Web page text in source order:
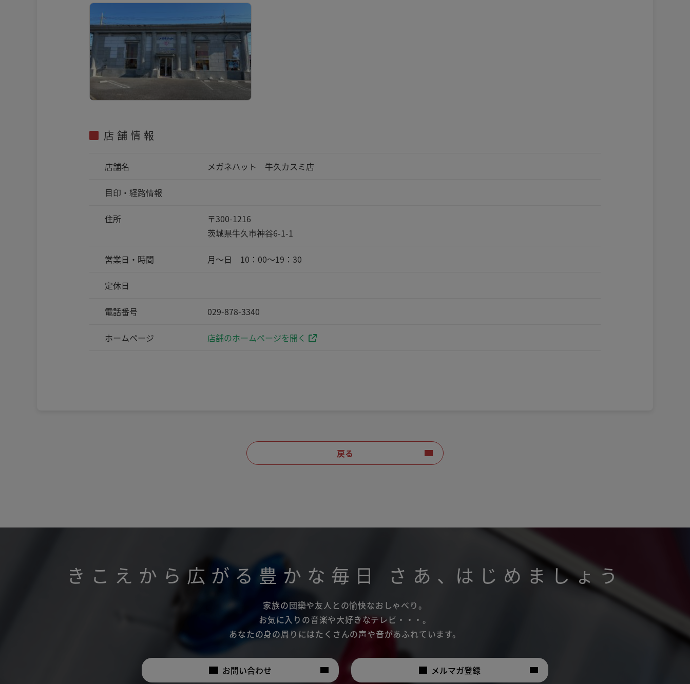
店舗情報
店舗名 メガネハット 牛久カスミ店
目印・ 経路情報
住所
〒300-1216
茨城県牛久市神谷6-1-1
営業日・時間 月～日 10：00～19：30
定休日
電話番号 029-878-3340
ホームページ 店舗のホームページを開く
戻る
きこえから広がる豊かな毎日 さあ 、 はじめましょう
家族の団欒や友人との愉快なおしゃべり。
お気に入りの音楽や大好きなテレビ・・・。
あなたの身の周りにはたくさんの声や音があふれています。
お問い合わせ メルマガ登録